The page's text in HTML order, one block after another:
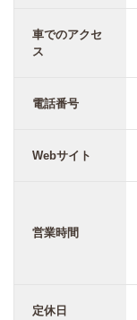
車でのアクセ
ス
電話番号
Webサイト
営業時間
定休日